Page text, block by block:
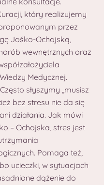
który realizujemy
przez
Jośko-Ochojską,
wewnętrznych oraz
Medycznej.
Często słyszymy „musisz
bez stresu nie da się
działania. Jak mówi
– Ochojska, stres jest
Pomaga też,
ucieczki, w sytuacjach
dążenie do